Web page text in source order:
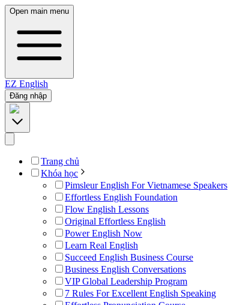
Open main menu
EZ English
Đăng nhập
Trang chủ
Khóa học
Pimsleur English For Vietnamese Speakers
Effortless English Foundation
Flow English Lessons
Original Effortless English
Power English Now
Learn Real English
Succeed English Business Course
Business English Conversations
VIP Global Leadership Program
7 Rules For Excellent English Speaking